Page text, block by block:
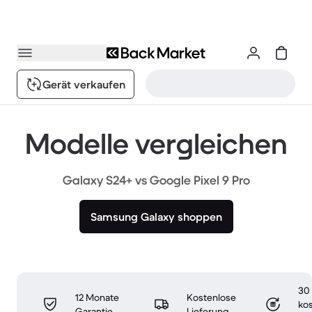
Gerät verkaufen
Modelle vergleichen
Galaxy S24+ vs Google Pixel 9 Pro
Samsung Galaxy shoppen
12 Monate
Kostenlose
30